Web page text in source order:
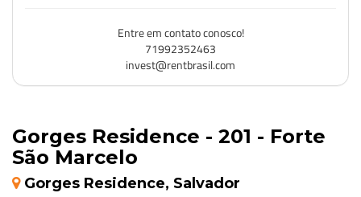
Gorges Residence - 201 - Forte
São Marcelo
Gorges Residence, Salvador
Entre em contato conosco!
71992352463
invest@rentbrasil.com